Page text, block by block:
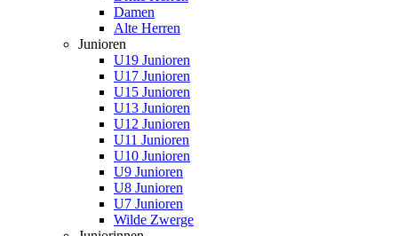
Damen
Alte Herren
Junioren
U19 Junioren
U17 Junioren
U15 Junioren
U13 Junioren
U12 Junioren
U11 Junioren
U10 Junioren
U9 Junioren
U8 Junioren
U7 Junioren
Wilde Zwerge